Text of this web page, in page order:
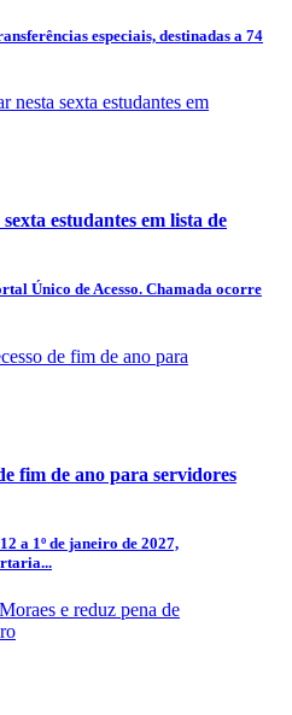
especiais, destinadas a 74
estudantes em lista de
Único de Acesso. Chamada ocorre
fim de ano para servidores
a 1º de janeiro de 2027,